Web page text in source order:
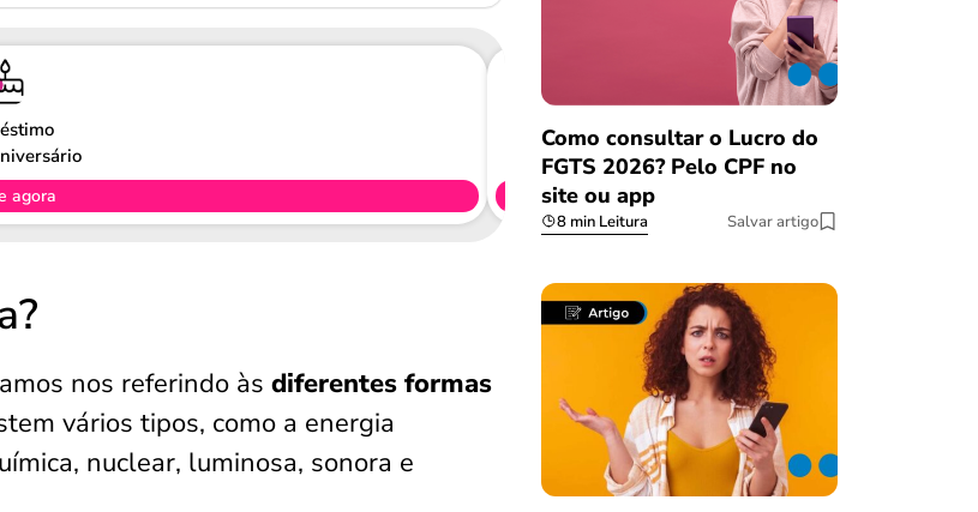
agora
nos referindo às diferentes formas
vários tipos, como a energia
nuclear, luminosa, sonora e
Como consultar o Lucro do
FGTS 2026? Pelo CPF no
site ou app
8 min Leitura Salvar artigo